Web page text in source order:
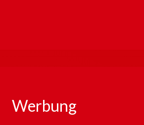
Werbung